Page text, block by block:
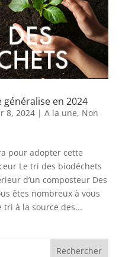
en 2024
8, 2024| A la une, Non
pour adopter cette
Le tri des biodéchets
d’un composteur Des
êtes nombreux à vous
tri à la source des...